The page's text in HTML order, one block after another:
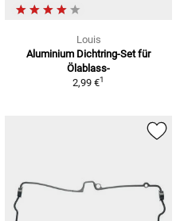
Louis
Aluminium Dichtring-Set für
Ölablass-
2,99 €1